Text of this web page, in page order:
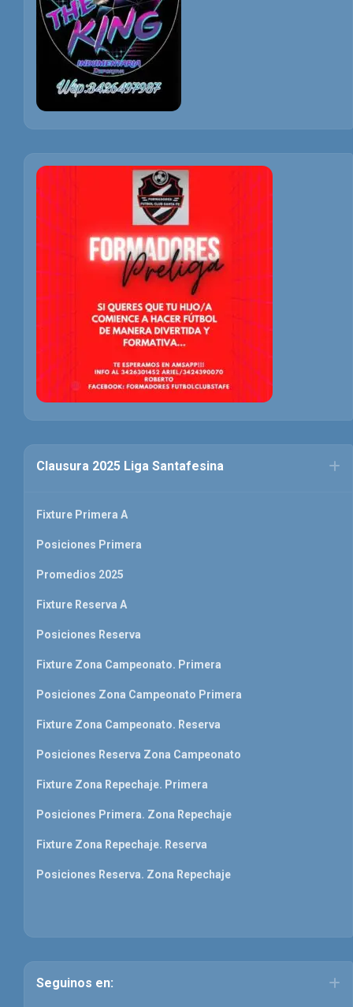
Clausura 2025 Liga Santafesina
Fixture Primera A
Posiciones Primera
Promedios 2025
Fixture Reserva A
Posiciones Reserva
Fixture Zona Campeonato. Primera
Posiciones Zona Campeonato Primera
Fixture Zona Campeonato. Reserva
Posiciones Reserva Zona Campeonato
Fixture Zona Repechaje. Primera
Posiciones Primera. Zona Repechaje
Fixture Zona Repechaje. Reserva
Posiciones Reserva. Zona Repechaje
Seguinos en: